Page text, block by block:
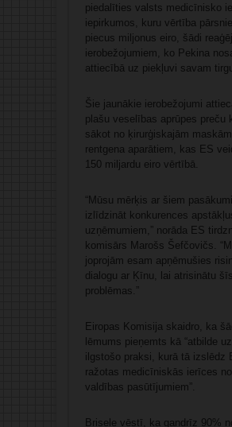
piedalīties valsts medicīnisko
iepirkumos, kuru vērtība
piecus miljonus eiro, šādi
ierobežojumiem, ko Pekina
attiecībā uz piekļuvi savam
Šie jaunākie ierobežojumi
plašu veselības aprūpes preču
sākot no ķirurģiskajām
rentgena aparātiem, kas ES
150 miljardu eiro vērtībā.
“Mūsu mērķis ar šiem
izlīdzināt konkurences
uzņēmumiem,” norāda ES
komisārs Marošs Šefčovičs.
joprojām esam apņēmušies
dialogu ar Ķīnu, lai atrisinātu šīs
problēmas.”
Eiropas Komisija skaidro, ka
lēmums pieņemts kā “atbilde
ilgstošo praksi, kurā tā izslēdz
ražotas medicīniskās ierīces
valdības pasūtījumiem”.
Brisele vēstī, ka gandrīz 90%